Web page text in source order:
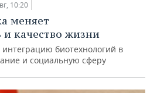
10:20
меняет
качество жизни
интеграцию биотехнологий в
и социальную сферу